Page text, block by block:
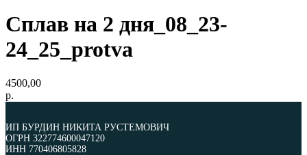
Сплав на 2 дня_08_23-
24_25_protva
4500,00
р.
ИП БУРДИН НИКИТА РУСТЕМОВИЧ
ОГРН 322774600047120
ИНН 770406805828